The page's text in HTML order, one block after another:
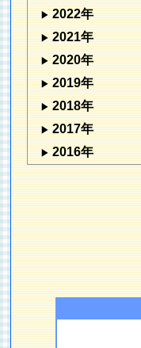
2022年
2021年
2020年
2019年
2018年
2017年
2016年